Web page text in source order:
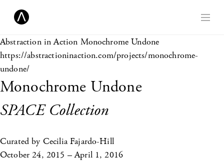
Abstraction in Action Monochrome Undone
https://abstractioninaction.com/projects/monochrome-
undone/
Monochrome Undone
SPACE Collection
Curated by Cecilia Fajardo-Hill
October 24, 2015 – April 1, 2016